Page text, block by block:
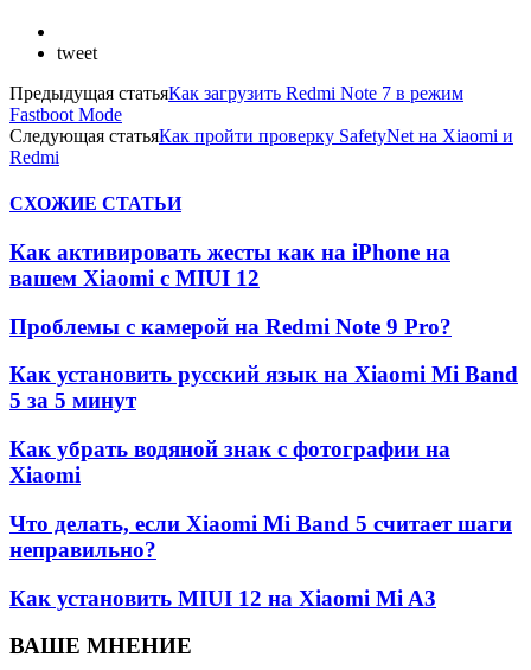
tweet
Предыдущая статьяКак загрузить Redmi Note 7 в режим
Fastboot Mode
Следующая статьяКак пройти проверку SafetyNet на Xiaomi и
Redmi
СХОЖИЕ СТАТЬИ
Как активировать жесты как на iPhone на
вашем Xiaomi с MIUI 12
Проблемы с камерой на Redmi Note 9 Pro?
Как установить русский язык на Xiaomi Mi Band
5 за 5 минут
Как убрать водяной знак с фотографии на
Xiaomi
Что делать, если Xiaomi Mi Band 5 считает шаги
неправильно?
Как установить MIUI 12 на Xiaomi Mi A3
ВАШЕ МНЕНИЕ